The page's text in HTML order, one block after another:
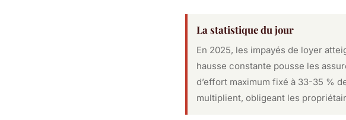
La statistique du jour
En 2025, les impayés de loyer
hausse constante pousse les
d’effort maximum fixé à 33-35 %
multiplient, obligeant les